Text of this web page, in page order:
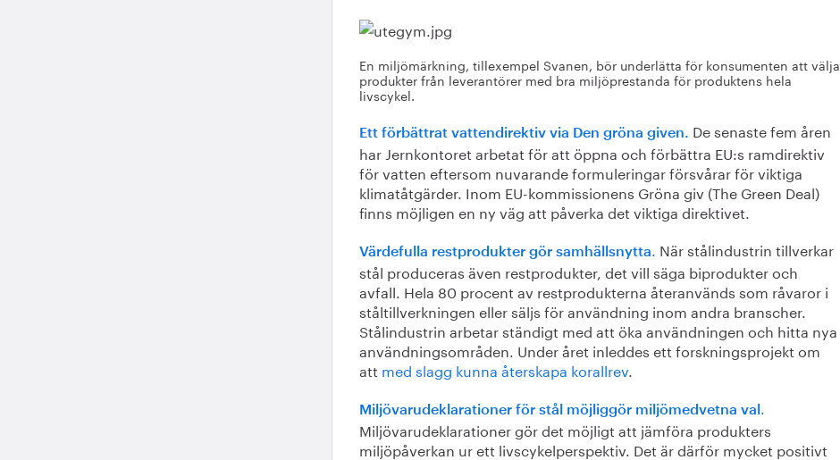
En miljömärkning, tillexempel Svanen, bör underlätta för konsumenten att välja
produkter från leverantörer med bra miljöprestanda för produktens hela
livscykel.
Ett förbättrat vattendirektiv via Den gröna given. De senaste fem åren
har Jernkontoret arbetat för att öppna och förbättra EU:s ramdirektiv
för vatten eftersom nuvarande formuleringar försvårar för viktiga
klimatåtgärder. Inom EU-kommissionens Gröna giv (The Green Deal)
finns möjligen en ny väg att påverka det viktiga direktivet.
Värdefulla restprodukter gör samhällsnytta
När stålindustrin tillverkar
stål produceras även restprodukter, det vill säga biprodukter och
avfall. Hela 80 procent av restprodukterna återanvänds som råvaror i
ståltillverkningen eller säljs för användning inom andra branscher.
Stålindustrin arbetar ständigt med att öka användningen och hitta nya
användningsområden. Under året inleddes ett forskningsprojekt om
att med slagg kunna återskapa korallrev
Miljövarudeklarationer för stål möjliggör miljömedvetna val
Miljövarudeklarationer gör det möjligt att jämföra produkters
miljöpåverkan ur ett livscykelperspektiv. Det är därför mycket positivt